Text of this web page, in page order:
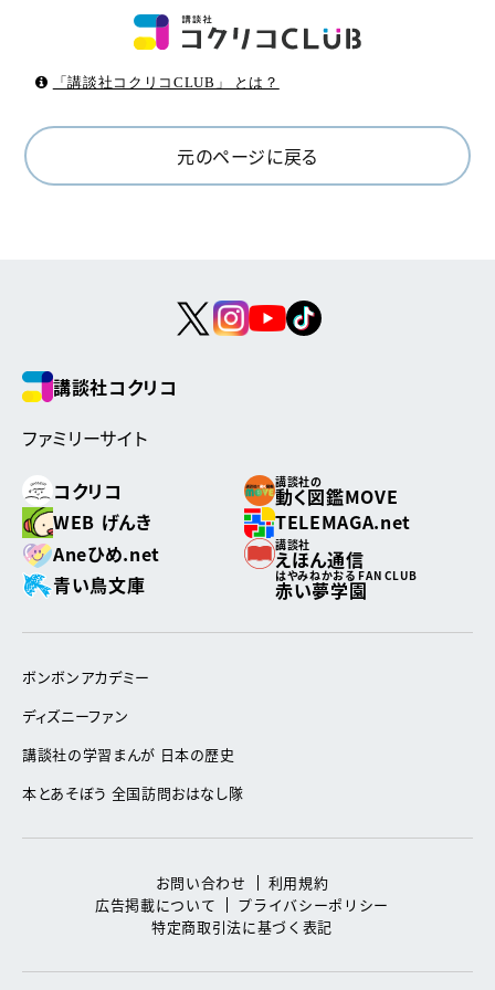
「講談社コクリコCLUB」 とは？
元のページに戻る
講談社コクリコ
ファミリーサイト
コクリコ
講談社の
動く図鑑MOVE
WEB げんき
TELEMAGA.net
Aneひめ.net
講談社
えほん通信
青い鳥文庫
はやみねかおる FAN CLUB
赤い夢学園
ボンボンアカデミー
ディズニーファン
講談社の学習まんが 日本の歴史
本とあそぼう 全国訪問おはなし隊
お問い合わせ
利用規約
広告掲載について
プライバシーポリシー
特定商取引法に基づく表記